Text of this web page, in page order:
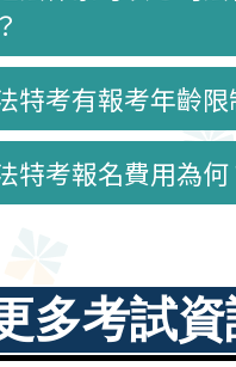
等的公設辯護人、行政
律等相關科系，及心
員需心理、社會、社
等相關科系外，其餘
報考。
特考有報考年齡限
18歲以上(監獄官：18
等18歲以上(監所管理
)；五等18歲以上。
特考報名費用為何
試新臺幣1,300元；
考試新臺幣800元。
體能測驗：新臺幣
多考試資